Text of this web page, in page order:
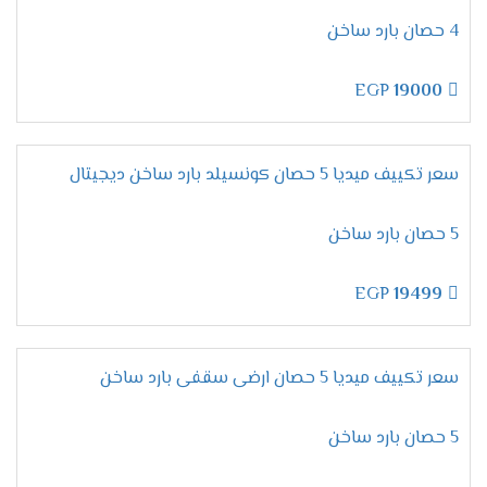
على مكانة عالية فى الاسواق ولتلك السبب تحصل
المنخفضة المناسبة لجميع العملاء .
تقدم لنا الشركة أرقام يتم استخدامها لكى يتم طلب
المكيف فقط اتصل علينا واختار المكيف المناسب لك
وأطلبه وسيتم ارسالة لحد باب البيت وجميع الاسعار
ضمان تكييف ميديا 2026
مهما تكلمنا عن مميزات وإمكانيات تكييف ميديا لا
تنتهى أبدا لأنه جهاز متكامل يجعلنا مستمتعين
بأوقاتنا نستطيع استخدامه فى جميع الاوقات كما أن
الشركة توفر لنا معه ضمان لمدة خمس سنوات شاملة
اسعار تكييف ميديا 2024
4 حصان بارد ساخن
19000
سعر تكييف ميديا 5 حصان كونسيلد بارد ساخن ديجيتال
5 حصان بارد ساخن
19499
سعر تكييف ميديا 5 حصان ارضى سقفى بارد ساخن
5 حصان بارد ساخن